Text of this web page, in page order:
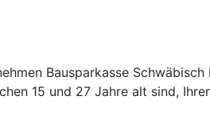
Bausparkasse
15 und 27 Jahre alt sind,